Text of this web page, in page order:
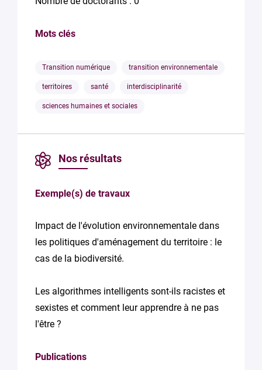
Mots clés
Transition numérique transition environnementale
territoires santé interdisciplinarité
sciences humaines et sociales
Nos résultats
Exemple(s) de travaux
Impact de l'évolution environnementale dans
les politiques d'aménagement du territoire : le
cas de la biodiversité.
Les algorithmes intelligents sont-ils racistes et
sexistes et comment leur apprendre à ne pas
l'être ?
Publications